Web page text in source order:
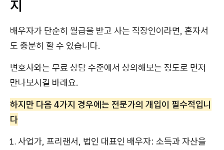
지
배우자가 단순히 월급을 받고 사는 직장인이라면, 혼자서
도 충분히 할 수 있습니다.
변호사와는 무료 상담 수준에서 상의해보는 정도로 먼저
만나보시길 바래요.
하지만 다음 4가지 경우에는 전문가의 개입이 필수적입니
다
사업가, 프리랜서, 법인 대표인 배우자: 소득과 자산을